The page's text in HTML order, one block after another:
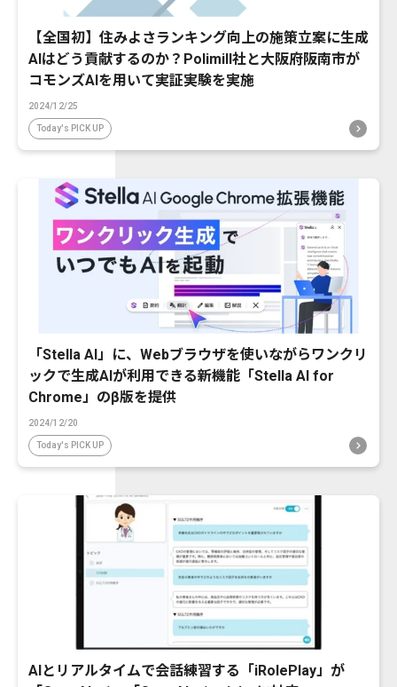
【全国初】住みよさランキング向上の施策立案に生成
AIはどう貢献するのか？Polimill社と大阪府阪南市が
コモンズAIを用いて実証実験を実施
2024/12/25
Today's PICK UP
「Stella AI」に、Webブラウザを使いながらワンクリ
ックで生成AIが利用できる新機能「Stella AI for
Chrome」のβ版を提供
2024/12/20
Today's PICK UP
AIとリアルタイムで会話練習する「iRolePlay」が